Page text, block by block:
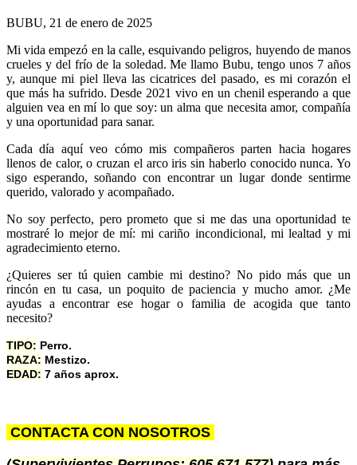
BUBU, 21 de enero de 2025
Mi vida empezó en la calle, esquivando peligros, huyendo de manos
crueles y del frío de la soledad. Me llamo Bubu, tengo unos 7 años
y, aunque mi piel lleva las cicatrices del pasado, es mi corazón el
que más ha sufrido. Desde 2021 vivo en un chenil esperando a que
alguien vea en mí lo que soy: un alma que necesita amor, compañía
y una oportunidad para sanar.
Cada día aquí veo cómo mis compañeros parten hacia hogares
llenos de calor, o cruzan el arco iris sin haberlo conocido nunca. Yo
sigo esperando, soñando con encontrar un lugar donde sentirme
querido, valorado y acompañado.
No soy perfecto, pero prometo que si me das una oportunidad te
mostraré lo mejor de mí: mi cariño incondicional, mi lealtad y mi
agradecimiento eterno.
¿Quieres ser tú quien cambie mi destino? No pido más que un
rincón en tu casa, un poquito de paciencia y mucho amor. ¿Me
ayudas a encontrar ese hogar o familia de acogida que tanto
necesito?
TIPO: Perro.
RAZA: Mestizo.
EDAD: 7 años aprox.
CONTACTA CON NOSOTROS